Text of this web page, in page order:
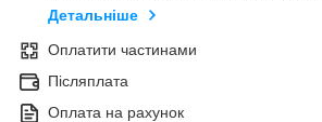
Детальніше
Оплатити частинами
Післяплата
Оплата на рахунок